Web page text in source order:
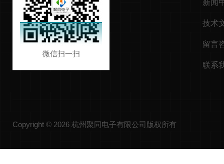
微信扫一扫
新闻
技术
留言
联系
Copyright © 2026 杭州聚同电子有限公司版权所有